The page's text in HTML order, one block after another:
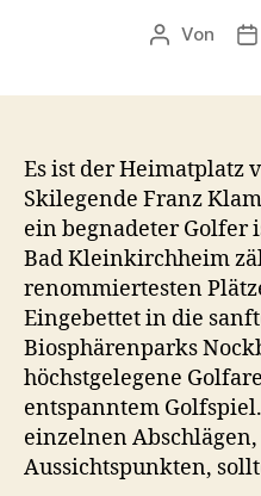
Von
Es ist der Heimatplatz
Skilegende Franz
ein begnadeter Golfer
Bad Kleinkirchheim
renommiertesten
Eingebettet in die
Biosphärenparks
höchstgelegene
entspanntem
einzelnen
Aussichtspunkten,